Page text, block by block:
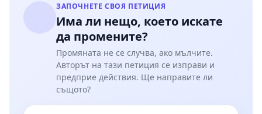
ЗАПОЧНЕТЕ СВОЯ ПЕТИЦИЯ
Има ли нещо, което искате
да промените?
Промяната не се случва, ако мълчите.
Авторът на тази петиция се изправи и
предприе действия. Ще направите ли
същото?